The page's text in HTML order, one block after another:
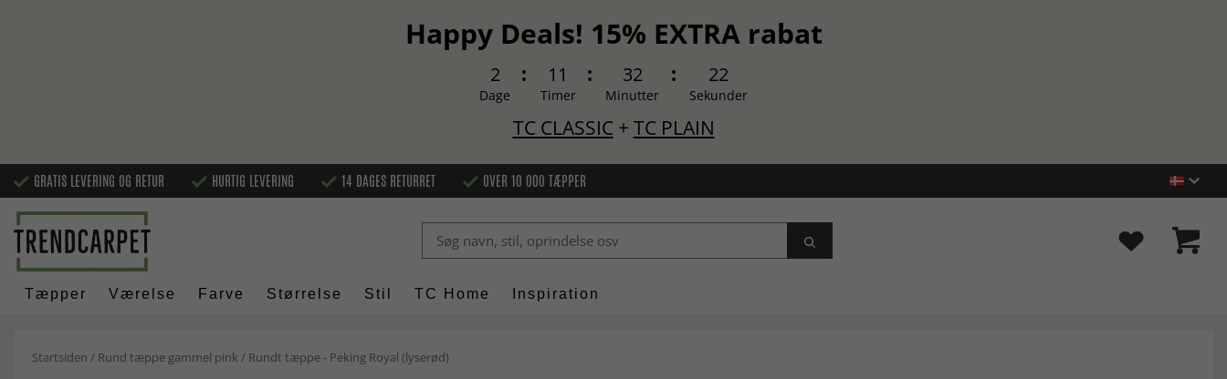
Happy Deals! 15% EXTRA rabat
2
Dage
11
Timer
32
Minutter
21
Sekunder
TC CLASSIC+ TC PLAIN
GRATIS LEVERING OG RETUR HURTIG LEVERING 14 DAGES RETURRET OVER 10 000 TÆPPER
Tæpper Værelse Farve Størrelse Stil TC Home Inspiration
Startsiden / Rund tæppe gammel pink / Rundt tæppe - Peking Royal (lyserød)